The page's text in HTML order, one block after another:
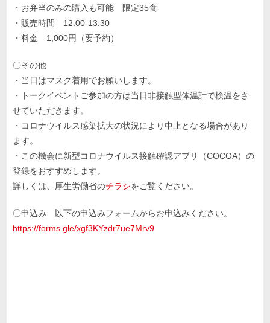
・お弁当のみの購入も可能 限定35食
・販売時間 12:00-13:30
・料金 1,000円（要予約）
〇その他
・当日はマスク着用でお願いします。
・トークイベントご参加の方は当日非接触型体温計で検温をさ
せていただきます。
・コロナウイルス感染拡大の状況により中止となる場合があり
ます。
・この機会に新型コロナウイルス接触確認アプリ（COCOA）の
登録をおすすめします。
詳しくは、厚生労働省のチラシをご覧ください。
〇申込み 以下の申込みフォームからお申込みください。
https://forms.gle/xgf3KYzdr7ue7Mrv9